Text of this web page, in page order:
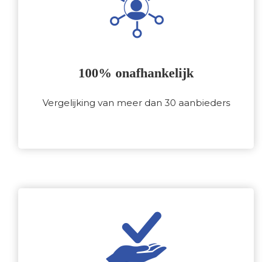
100% onafhankelijk
Vergelijking van meer dan 30 aanbieders